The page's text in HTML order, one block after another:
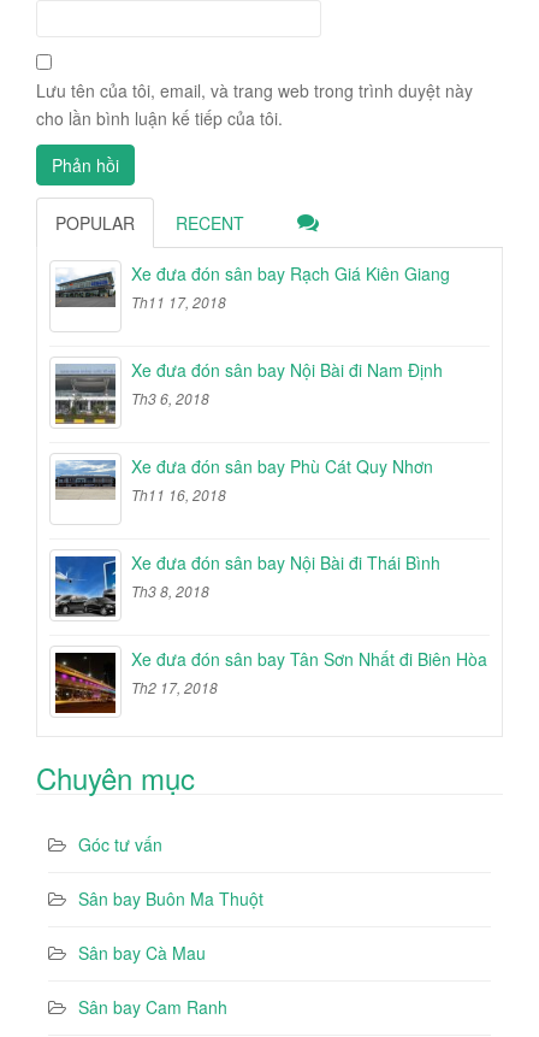
Lưu tên của tôi, email, và trang web trong trình duyệt này
cho lần bình luận kế tiếp của tôi.
POPULAR RECENT
Xe đưa đón sân bay Rạch Giá Kiên Giang
Th11 17, 2018
Xe đưa đón sân bay Nội Bài đi Nam Định
Th3 6, 2018
Xe đưa đón sân bay Phù Cát Quy Nhơn
Th11 16, 2018
Xe đưa đón sân bay Nội Bài đi Thái Bình
Th3 8, 2018
Xe đưa đón sân bay Tân Sơn Nhất đi Biên Hòa
Th2 17, 2018
Chuyên mục
Góc tư vấn
Sân bay Buôn Ma Thuột
Sân bay Cà Mau
Sân bay Cam Ranh